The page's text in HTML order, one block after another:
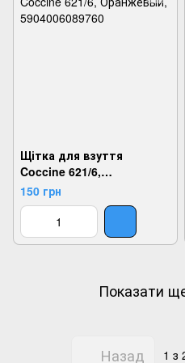
Щітка для взуття
Coccine 621/6,
Оранжевый,
5904006089760
150 грн
Показати
Назад 1 з